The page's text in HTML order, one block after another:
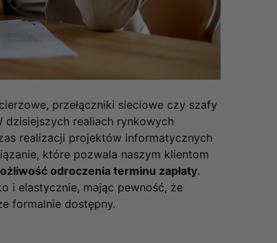
przełączniki sieciowe czy szafy
realiach rynkowych
realizacji projektów informatycznych
które pozwala naszym klientom
odroczenia terminu zapłaty.
i elastycznie, mając pewność, że
formalnie dostępny.